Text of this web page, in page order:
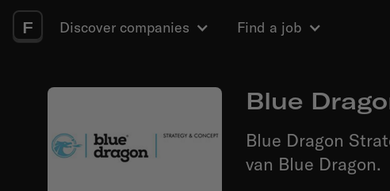
F Discover companies Find a job
Blue
Blue Dragon
van Blue Dragon.